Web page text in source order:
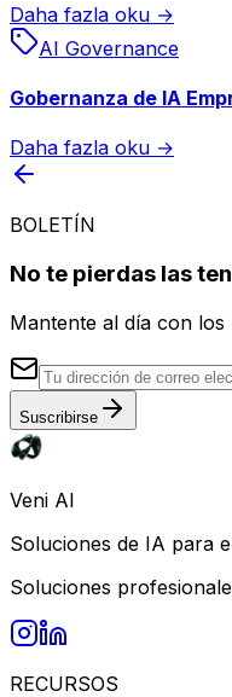
Daha fazla oku →
AI Governance
Gobernanza de IA
Daha fazla oku →
BOLETÍN
No te pierdas las
Mantente al día con los
Suscribirse
Veni AI
Soluciones de IA para
Soluciones
RECURSOS